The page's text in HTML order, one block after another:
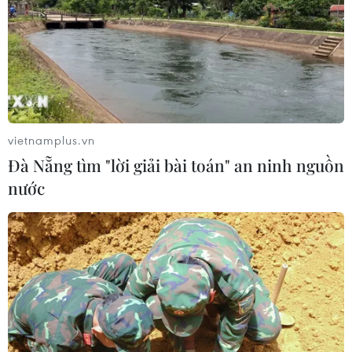
RSS
Hỗ trợ
Ngôn ngữ
TTXVN
Dịch vụ tin
Quảng cáo
Liên hệ
Giấy phép số: 1374/GP-BTTTT do Bộ Thông tin và Truyền thông
cấp ngày 11/9/2008.
Quảng cáo: Phó TBT Nguyễn Thị Tám: 093.5958688, Email:
tamvna@gmail.com
Điện thoại: (024) 39411349 - (024) 39411348, Fax: (024)
39411348
Email: vietnamplus2008@gmail.com
© Bản quyền thuộc về VietnamPlus, TTXVN. Cấm sao chép dưới
vietnamplus.vn
Đà Nẵng tìm "lời giải bài toán" an ninh nguồn
nước